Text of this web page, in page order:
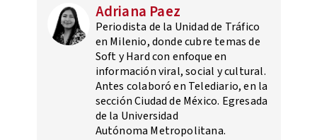
Adriana Paez
Periodista de la Unidad de Tráfico
en Milenio, donde cubre temas de
Soft y Hard con enfoque en
información viral, social y cultural.
Antes colaboró en Telediario, en la
sección Ciudad de México. Egresada
de la Universidad
Autónoma Metropolitana.